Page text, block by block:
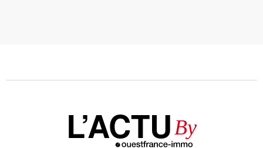
L’ACTU By